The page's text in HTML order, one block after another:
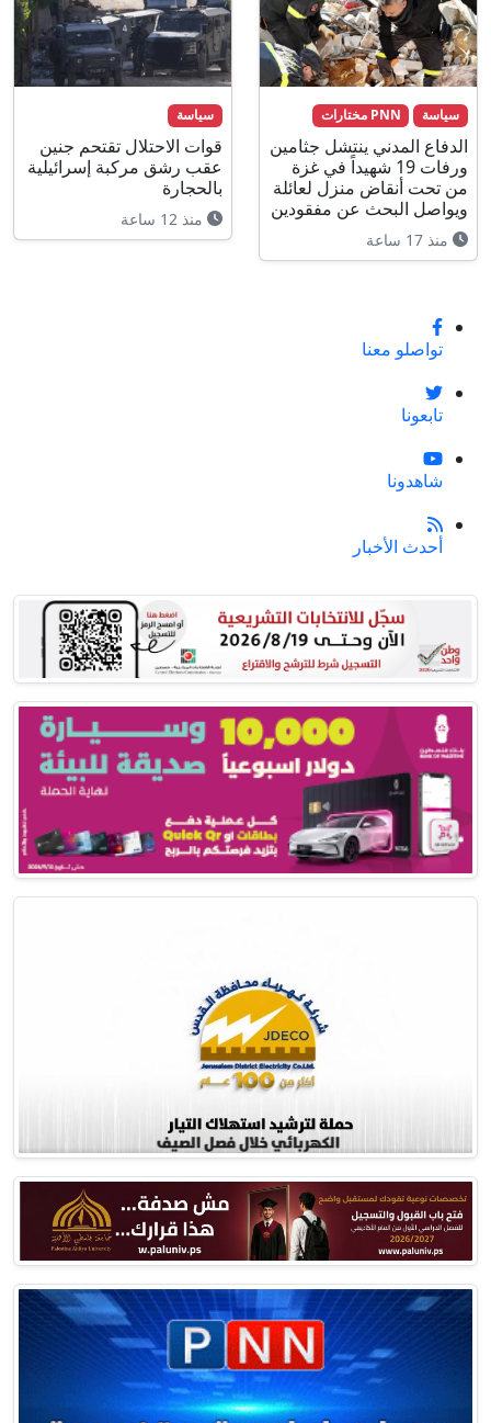
سياسة PNN مختارات
الدفاع المدني ينتشل جثامين
ورفات 19 شهيداً في غزة
من تحت أنقاض منزل لعائلة
ويواصل البحث عن مفقودين
منذ 17 ساعة
سياسة
قوات الاحتلال تقتحم جنين
عقب رشق مركبة إسرائيلية
بالحجارة
منذ 12 ساعة
تواصلو معنا
تابعونا
شاهدونا
أحدث الأخبار